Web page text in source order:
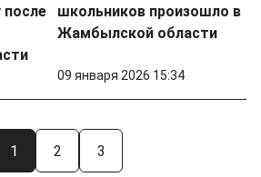
после
школьников произошло в
Жамбылской области
09 января 2026 15:34
1 2 3